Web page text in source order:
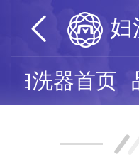
妇
妇洗器首页